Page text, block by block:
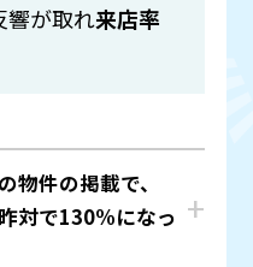
響が取れ来店率
物件の掲載で、
対で130%になっ